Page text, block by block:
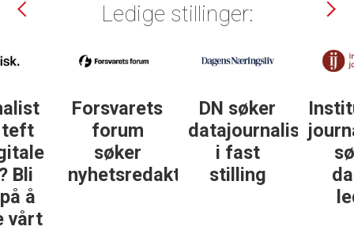
Ledige stillinger:
DN søker
datajournalist
i fast
stilling
Institutt for
journalistikk
daglig
DN søker
some-
journalist